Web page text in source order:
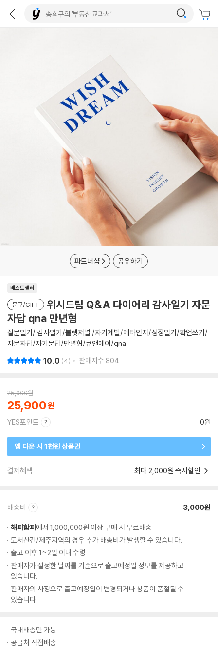
파트너샵 공유하기
베스트셀러
문구/GIFT
위시드림 Q&A 다이어리 감사일기 자문
자답 qna 만년형
질문일기/ 감사일기/불렛저널 /자기계발/메타인지/성장일기/확언쓰기/
자문자답/자기문답/만년형/큐앤에이/qna
10.0 4 판매지수 804
25,900원
25,900
YES포인트 0원
앱 다운 시 1천원 상품권
결제혜택 최대 2,000원 즉시할인
배송비 3,000원
해피함피에서 1,000,000원 이상 구매 시 무료배송
도서산간/제주지역의 경우 추가 배송비가 발생할 수 있습니다.
출고 이후 1~2일 이내 수령
판매자가 설정한 날짜를 기준으로 출고예정일 정보를 제공하고
있습니다.
판매자의 사정으로 출고예정일이 변경되거나 상품이 품절될 수
있습니다.
국내배송만 가능
공급처 직접배송